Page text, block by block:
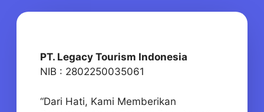
PT. Legacy Tourism Indonesia
NIB : 2802250035061
“Dari Hati, Kami Memberikan